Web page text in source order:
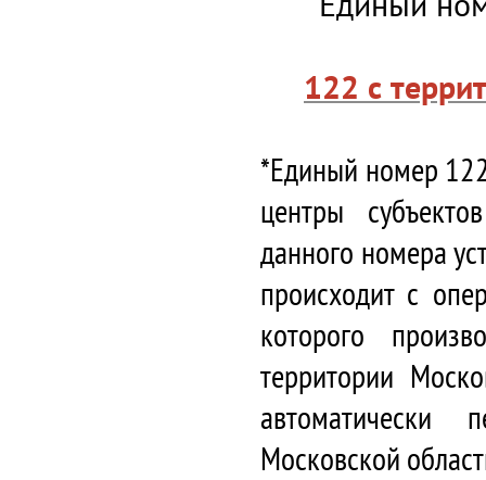
122 с
*Единый номер
центры
данного номера
происходит с
которого
территории
автоматически
Московской